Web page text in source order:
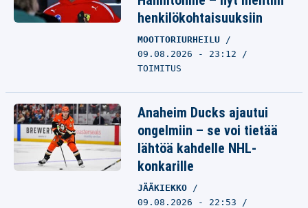
henkilökohtaisuuksiin
MOOTTORIURHEILU
09.08.2026 - 23:12
TOIMITUS
Anaheim Ducks ajautui
ongelmiin – se voi tietää
lähtöä kahdelle NHL-
konkarille
JÄÄKIEKKO
09.08.2026 - 22:53